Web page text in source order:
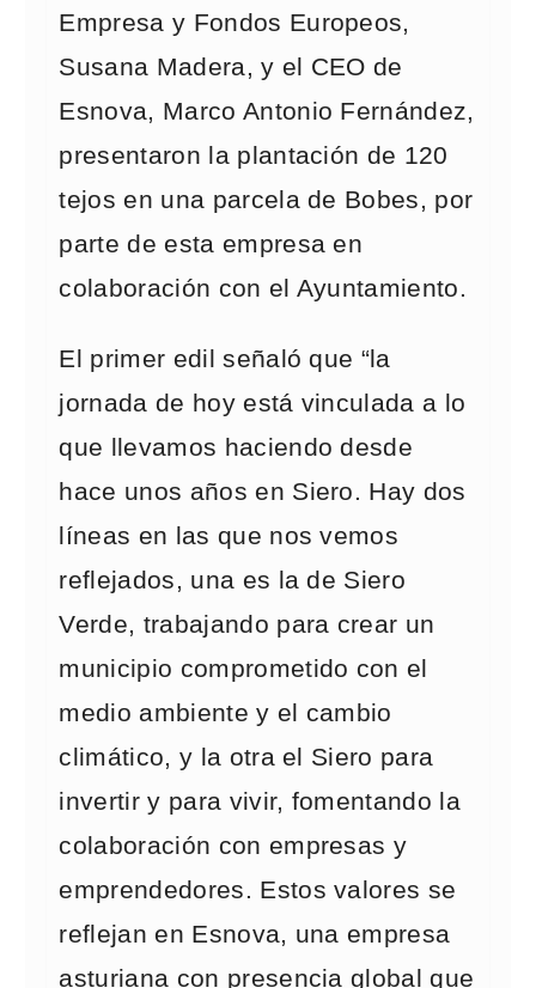
Empresa y Fondos Europeos,
Susana Madera, y el CEO de
Esnova, Marco Antonio Fernández,
presentaron la plantación de 120
tejos en una parcela de Bobes, por
parte de esta empresa en
colaboración con el Ayuntamiento.
El primer edil señaló que “la
jornada de hoy está vinculada a lo
que llevamos haciendo desde
hace unos años en Siero. Hay dos
líneas en las que nos vemos
reflejados, una es la de Siero
Verde, trabajando para crear un
municipio comprometido con el
medio ambiente y el cambio
climático, y la otra el Siero para
invertir y para vivir, fomentando la
colaboración con empresas y
emprendedores. Estos valores se
reflejan en Esnova, una empresa
asturiana con presencia global que